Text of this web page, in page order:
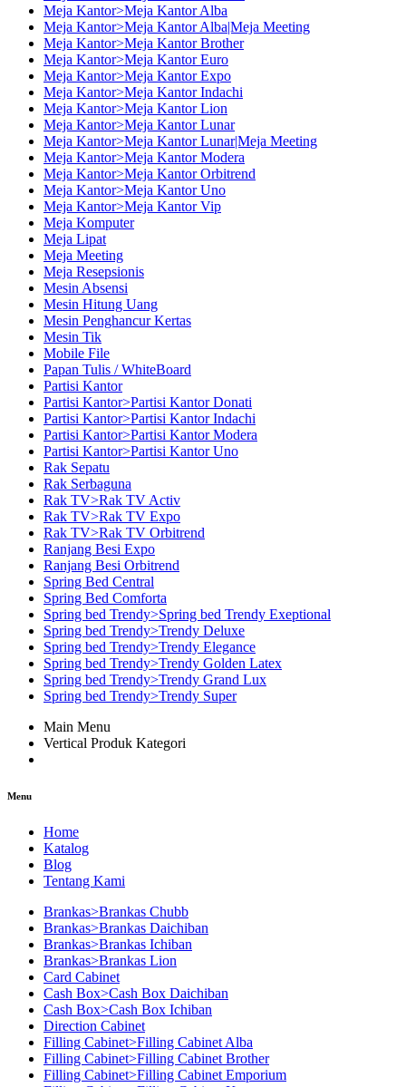
Meja Kantor>Meja Kantor Alba
Meja Kantor>Meja Kantor Alba|Meja Meeting
Meja Kantor>Meja Kantor Brother
Meja Kantor>Meja Kantor Euro
Meja Kantor>Meja Kantor Expo
Meja Kantor>Meja Kantor Indachi
Meja Kantor>Meja Kantor Lion
Meja Kantor>Meja Kantor Lunar
Meja Kantor>Meja Kantor Lunar|Meja Meeting
Meja Kantor>Meja Kantor Modera
Meja Kantor>Meja Kantor Orbitrend
Meja Kantor>Meja Kantor Uno
Meja Kantor>Meja Kantor Vip
Meja Komputer
Meja Lipat
Meja Meeting
Meja Resepsionis
Mesin Absensi
Mesin Hitung Uang
Mesin Penghancur Kertas
Mesin Tik
Mobile File
Papan Tulis / WhiteBoard
Partisi Kantor
Partisi Kantor>Partisi Kantor Donati
Partisi Kantor>Partisi Kantor Indachi
Partisi Kantor>Partisi Kantor Modera
Partisi Kantor>Partisi Kantor Uno
Rak Sepatu
Rak Serbaguna
Rak TV>Rak TV Activ
Rak TV>Rak TV Expo
Rak TV>Rak TV Orbitrend
Ranjang Besi Expo
Ranjang Besi Orbitrend
Spring Bed Central
Spring Bed Comforta
Spring bed Trendy>Spring bed Trendy Exeptional
Spring bed Trendy>Trendy Deluxe
Spring bed Trendy>Trendy Elegance
Spring bed Trendy>Trendy Golden Latex
Spring bed Trendy>Trendy Grand Lux
Spring bed Trendy>Trendy Super
Main Menu
Vertical Produk Kategori
Menu
Home
Katalog
Blog
Tentang Kami
Brankas>Brankas Chubb
Brankas>Brankas Daichiban
Brankas>Brankas Ichiban
Brankas>Brankas Lion
Card Cabinet
Cash Box>Cash Box Daichiban
Cash Box>Cash Box Ichiban
Direction Cabinet
Filling Cabinet>Filling Cabinet Alba
Filling Cabinet>Filling Cabinet Brother
Filling Cabinet>Filling Cabinet Emporium